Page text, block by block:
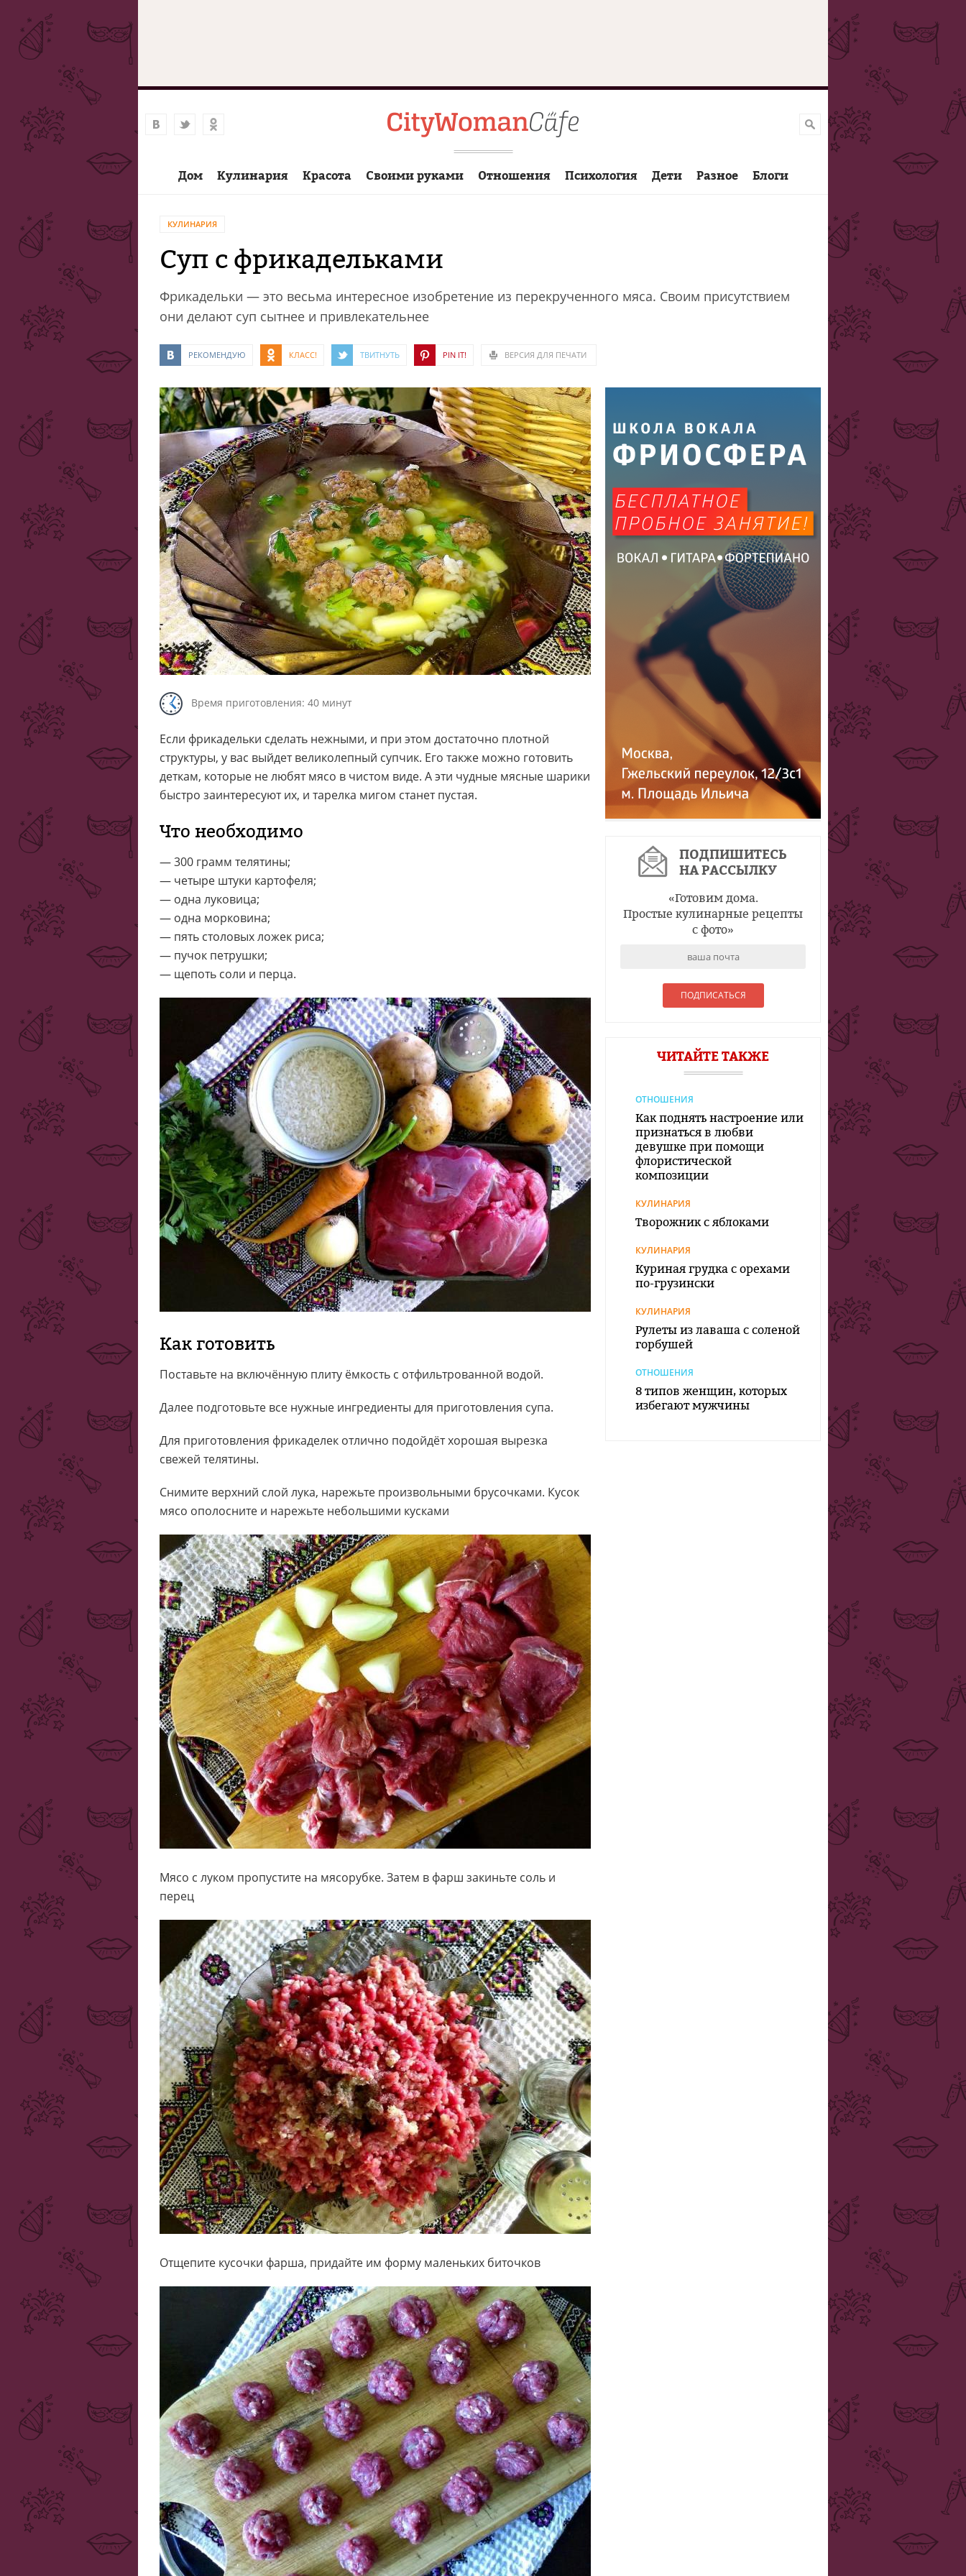
Дом Кулинария Красота Своими руками Отношения Психология Дети Разное Блоги
КУЛИНАРИЯ
Суп с фрикадельками
Фрикадельки — это весьма интересное изобретение из перекрученного мяса. Своим присутствием
они делают суп сытнее и привлекательнее
РЕКОМЕНДУЮ КЛАСС! ТВИТНУТЬ PIN IT! ВЕРСИЯ ДЛЯ ПЕЧАТИ
Время приготовления: 40 минут
Если фрикадельки сделать нежными, и при этом достаточно плотной
структуры, у вас выйдет великолепный супчик. Его также можно готовить
деткам, которые не любят мясо в чистом виде. А эти чудные мясные шарики
быстро заинтересуют их, и тарелка мигом станет пустая.
Что необходимо
— 300 грамм телятины;
— четыре штуки картофеля;
— одна луковица;
— одна морковина;
— пять столовых ложек риса;
— пучок петрушки;
— щепоть соли и перца.
Как готовить
Поставьте на включённую плиту ёмкость с отфильтрованной водой.
Далее подготовьте все нужные ингредиенты для приготовления супа.
Для приготовления фрикаделек отлично подойдёт хорошая вырезка
свежей телятины.
Снимите верхний слой лука, нарежьте произвольными брусочками. Кусок
мясо ополосните и нарежьте небольшими кусками
Мясо с луком пропустите на мясорубке. Затем в фарш закиньте соль и
перец
Отщепите кусочки фарша, придайте им форму маленьких биточков
ПОДПИШИТЕСЬ
НА РАССЫЛКУ
«Готовим дома.
Простые кулинарные рецепты
с фото»
ЧИТАЙТЕ ТАКЖЕ
ОТНОШЕНИЯ
Как поднять настроение или
признаться в любви
девушке при помощи
флористической
композиции
КУЛИНАРИЯ
Творожник с яблоками
КУЛИНАРИЯ
Куриная грудка с орехами
по-грузински
КУЛИНАРИЯ
Рулеты из лаваша с соленой
горбушей
ОТНОШЕНИЯ
8 типов женщин, которых
избегают мужчины